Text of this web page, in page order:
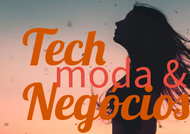
Tech
moda &
Negócios